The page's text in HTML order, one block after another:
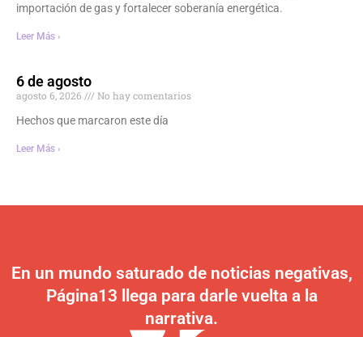
importación de gas y fortalecer soberanía energética.
Leer Más ›
6 de agosto
agosto 6, 2026
No hay comentarios
Hechos que marcaron este día
Leer Más ›
En un mundo saturado de noticias negativas,
Página13 llega para darle vuelta a la
narrativa.